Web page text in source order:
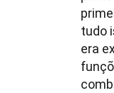
tudo
era